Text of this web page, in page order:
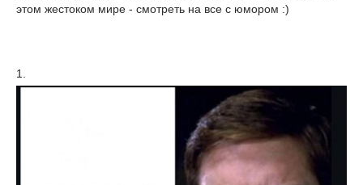
этом жестоком мире - смотреть на все с юмором :)
1.